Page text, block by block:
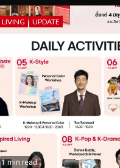
LIVING UPDATE
1 min read